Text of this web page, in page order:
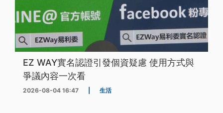
EZ WAY實名認證引發個資疑慮 使用方式與
爭議內容一次看
2026-08-04 16:47 生活